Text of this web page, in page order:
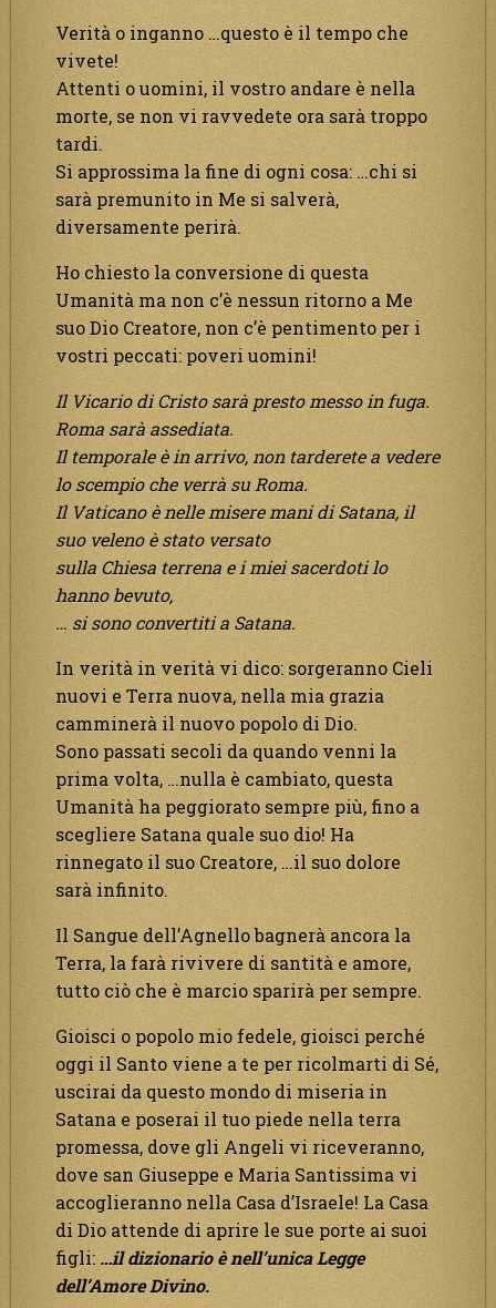
Verità o inganno …questo è il tempo che
vivete!
Attenti o uomini, il vostro andare è nella
morte, se non vi ravvedete ora sarà troppo
tardi.
Si approssima la fine di ogni cosa: …chi si
sarà premunito in Me si salverà,
diversamente perirà.
Ho chiesto la conversione di questa
Umanità ma non c’è nessun ritorno a Me
suo Dio Creatore, non c’è pentimento per i
vostri peccati: poveri uomini!
Il Vicario di Cristo sarà presto messo in fuga.
Roma sarà assediata.
Il temporale è in arrivo, non tarderete a vedere
lo scempio che verrà su Roma.
Il Vaticano è nelle misere mani di Satana, il
suo veleno è stato versato
sulla Chiesa terrena e i miei sacerdoti lo
hanno bevuto,
… si sono convertiti a Satana.
In verità in verità vi dico: sorgeranno Cieli
nuovi e Terra nuova, nella mia grazia
camminerà il nuovo popolo di Dio.
Sono passati secoli da quando venni la
prima volta, …nulla è cambiato, questa
Umanità ha peggiorato sempre più, fino a
scegliere Satana quale suo dio! Ha
rinnegato il suo Creatore, …il suo dolore
sarà infinito.
Il Sangue dell’Agnello bagnerà ancora la
Terra, la farà rivivere di santità e amore,
tutto ciò che è marcio sparirà per sempre.
Gioisci o popolo mio fedele, gioisci perché
oggi il Santo viene a te per ricolmarti di Sé,
uscirai da questo mondo di miseria in
Satana e poserai il tuo piede nella terra
promessa, dove gli Angeli vi riceveranno,
dove san Giuseppe e Maria Santissima vi
accoglieranno nella Casa d’Israele! La Casa
di Dio attende di aprire le sue porte ai suoi
figli: …il dizionario è nell’unica Legge
dell’Amore Divino.